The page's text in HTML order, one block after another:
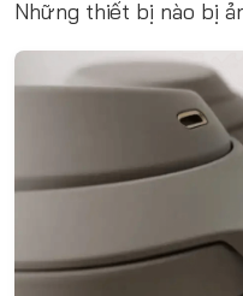
Những thiết bị nào bị